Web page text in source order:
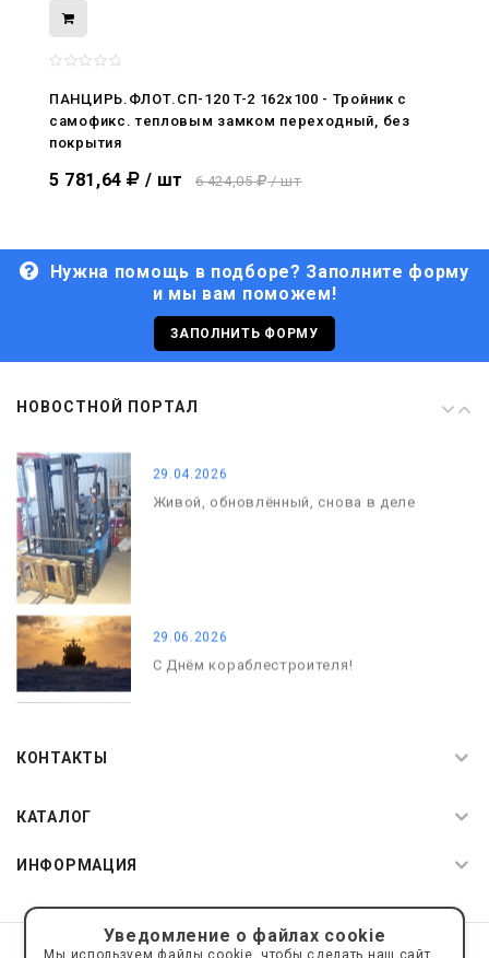
ПАНЦИРЬ.ФЛОТ.СП-120 T-2 162x100 - Тройник c
самофикс. тепловым замком переходный, без
покрытия
5 781,64 / шт 6 424,05 / шт
Нужна помощь в подборе? Заполните форму
и мы вам поможем!
ЗАПОЛНИТЬ ФОРМУ
НОВОСТНОЙ ПОРТАЛ
нами
29.06.2026
С Днём кораблестроителя!
С Днём Победы. Память, которая с
29.04.2026
Живой, обновлённый, снова в деле
29.06.2026
С Днём кораблестроителя!
КОНТАКТЫ
КАТАЛОГ
ИНФОРМАЦИЯ
© 2019—2026 Интернет пространство АкваРос sale@a-ros.ru
Уведомление о файлах cookie
Мы используем файлы cookie, чтобы сделать наш сайт